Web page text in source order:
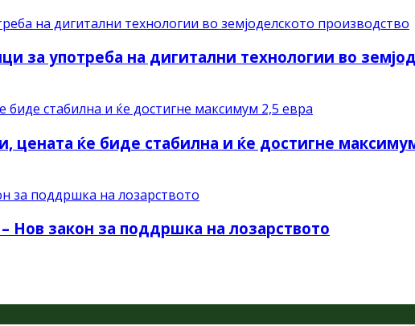
за употреба на дигитални технологии во
цената ќе биде стабилна и ќе достигне
Нов закон за поддршка на лозарството